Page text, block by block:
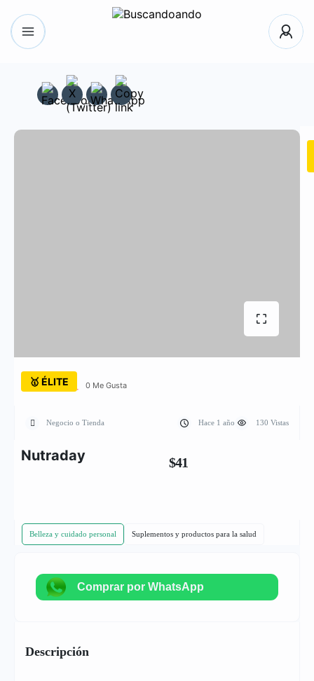
🥇 ÉLITE 0 Me Gusta
Negocio o Tienda Hace 1 año 130 Vistas
Nutraday $41
Belleza y cuidado personal Suplementos y productos para la salud
Comprar por WhatsApp
Descripción